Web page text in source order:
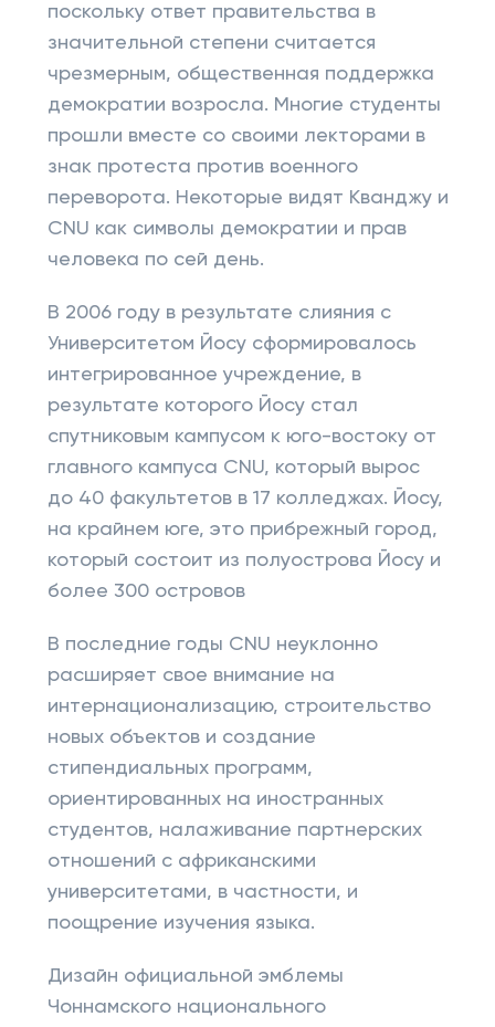
поскольку ответ правительства в
значительной степени считается
чрезмерным, общественная поддержка
демократии возросла. Многие студенты
прошли вместе со своими лекторами в
знак протеста против военного
переворота. Некоторые видят Кванджу и
CNU как символы демократии и прав
человека по сей день.
В 2006 году в результате слияния с
Университетом Йосу сформировалось
интегрированное учреждение, в
результате которого Йосу стал
спутниковым кампусом к юго-востоку от
главного кампуса CNU, который вырос
до 40 факультетов в 17 колледжах. Йосу,
на крайнем юге, это прибрежный город,
который состоит из полуострова Йосу и
более 300 островов
В последние годы CNU неуклонно
расширяет свое внимание на
интернационализацию, строительство
новых объектов и создание
стипендиальных программ,
ориентированных на иностранных
студентов, налаживание партнерских
отношений с африканскими
университетами, в частности, и
поощрение изучения языка.
Дизайн официальной эмблемы
Чоннамского национального